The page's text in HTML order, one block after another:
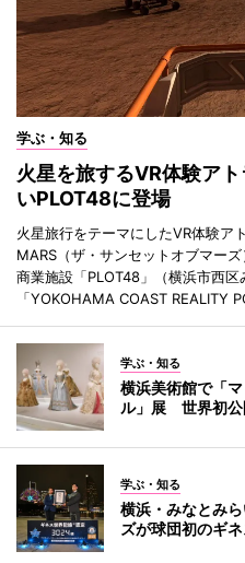
学ぶ・知る
火星を旅するVR体験ア
いPLOT48に登場
火星旅行をテーマにしたVR体験ア
MARS（ザ・サンセットオブマー
商業施設「PLOT48」（横浜市西
「YOKOHAMA COAST REALITY
学ぶ・知る
横浜美術館で「
ル」展 世界初公
学ぶ・知る
横浜・みなとみ
ズが球団初のギ